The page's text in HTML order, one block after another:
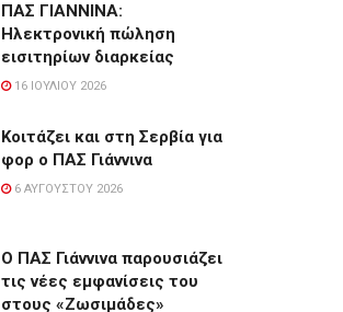
ΠΑΣ ΓΙΑΝΝΙΝΑ:
Hλεκτρονική πώληση
εισιτηρίων διαρκείας
16 ΙΟΥΛΊΟΥ 2026
Κοιτάζει και στη Σερβία για
φορ ο ΠΑΣ Γιάννινα
6 ΑΥΓΟΎΣΤΟΥ 2026
Ο ΠΑΣ Γιάννινα παρουσιάζει
τις νέες εμφανίσεις του
στους «Ζωσιμάδες»